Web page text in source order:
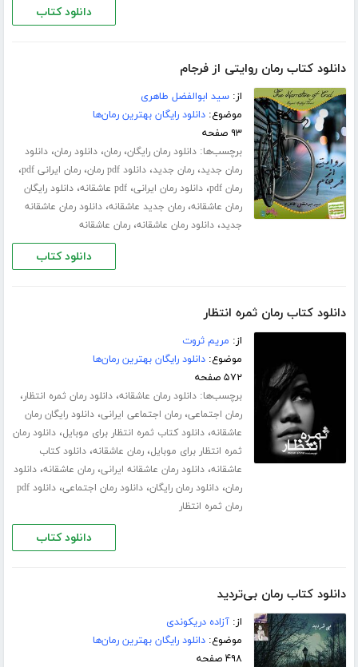
دانلود کتاب
دانلود کتاب رمان روایتی از فرجام
از:سید ابوالفضل طاهری
موضوع:دانلود رایگان بهترین رمان‌ها
۹۳ صفحه
برچسب‌ها:دانلود رمان رایگان،رمان،دانلود رمان،دانلود
رمان جدید،رمان جدید،دانلود pdf رمان ،رمان ایرانی pdf ،
رمان pdf ،دانلود رمان ایرانی،pdf عاشقانه ،دانلود رایگان
رمان عاشقانه،رمان جدید عاشقانه،دانلود رمان عاشقانه
جدید،دانلود رمان عاشقانه،رمان عاشقانه
دانلود کتاب
دانلود کتاب رمان ثمره انتظار
از: مریم ثروت
موضوع:دانلود رایگان بهترین رمان‌ها
۵۷۲ صفحه
برچسب‌ها:دانلود رمان عاشقانه،دانلود رمان ثمره انتظار،
رمان اجتماعی،رمان اجتماعی ایرانی،دانلود رایگان رمان
عاشقانه،دانلود کتاب ثمره انتظار برای موبایل،دانلود رمان
ثمره انتظار برای موبایل،رمان عاشقانه،دانلود کتاب
عاشقانه،دانلود رمان عاشقانه ایرانی،رمان عاشقانه،دانلود
رمان،دانلود رمان رایگان،دانلود رمان اجتماعی،
دانلود pdf
رمان ثمره انتظار
دانلود کتاب
دانلود کتاب رمان بی‌تردید
از:آزاده دریکوندی
موضوع:دانلود رایگان بهترین رمان‌ها
۴۹۸ صفحه